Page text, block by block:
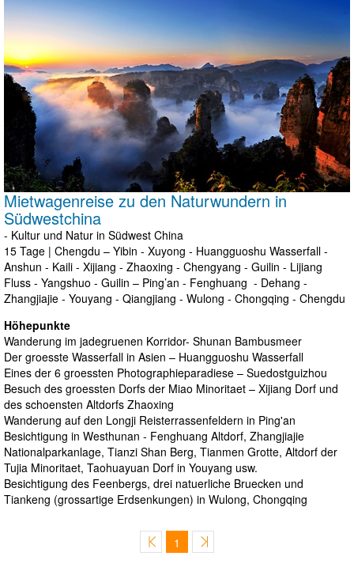
Mietwagenreise zu den Naturwundern in
Südwestchina
- Kultur und Natur in Südwest China
15 Tage | Chengdu – Yibin - Xuyong - Huangguoshu Wasserfall -
Anshun - Kaili - Xijiang - Zhaoxing - Chengyang - Guilin - Lijiang
Fluss - Yangshuo - Guilin – Ping’an - Fenghuang - Dehang -
Zhangjiajie - Youyang - Qiangjiang - Wulong - Chongqing - Chengdu
Höhepunkte
Wanderung im jadegruenen Korridor- Shunan Bambusmeer
Der groesste Wasserfall in Asien – Huangguoshu Wasserfall
Eines der 6 groessten Photographieparadiese – Suedostguizhou
Besuch des groessten Dorfs der Miao Minoritaet – Xijiang Dorf und
des schoensten Altdorfs Zhaoxing
Wanderung auf den Longji Reisterrassenfeldern in Ping'an
Besichtigung in Westhunan - Fenghuang Altdorf, Zhangjiajie
Nationalparkanlage, Tianzi Shan Berg, Tianmen Grotte, Altdorf der
Tujia Minoritaet, Taohuayuan Dorf in Youyang usw.
Besichtigung des Feenbergs, drei natuerliche Bruecken und
Tiankeng (grossartige Erdsenkungen) in Wulong, Chongqing
1